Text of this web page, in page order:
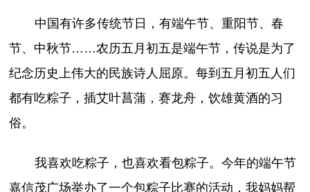
中国有许多传统节日，有端午节、重阳节、春
节、中秋节……农历五月初五是端午节，传说是为了
纪念历史上伟大的民族诗人屈原。每到五月初五人们
都有吃粽子，插艾叶菖蒲，赛龙舟，饮雄黄酒的习
俗。
我喜欢吃粽子，也喜欢看包粽子。今年的端午节
嘉信茂广场举办了一个包粽子比赛的活动，我妈妈帮